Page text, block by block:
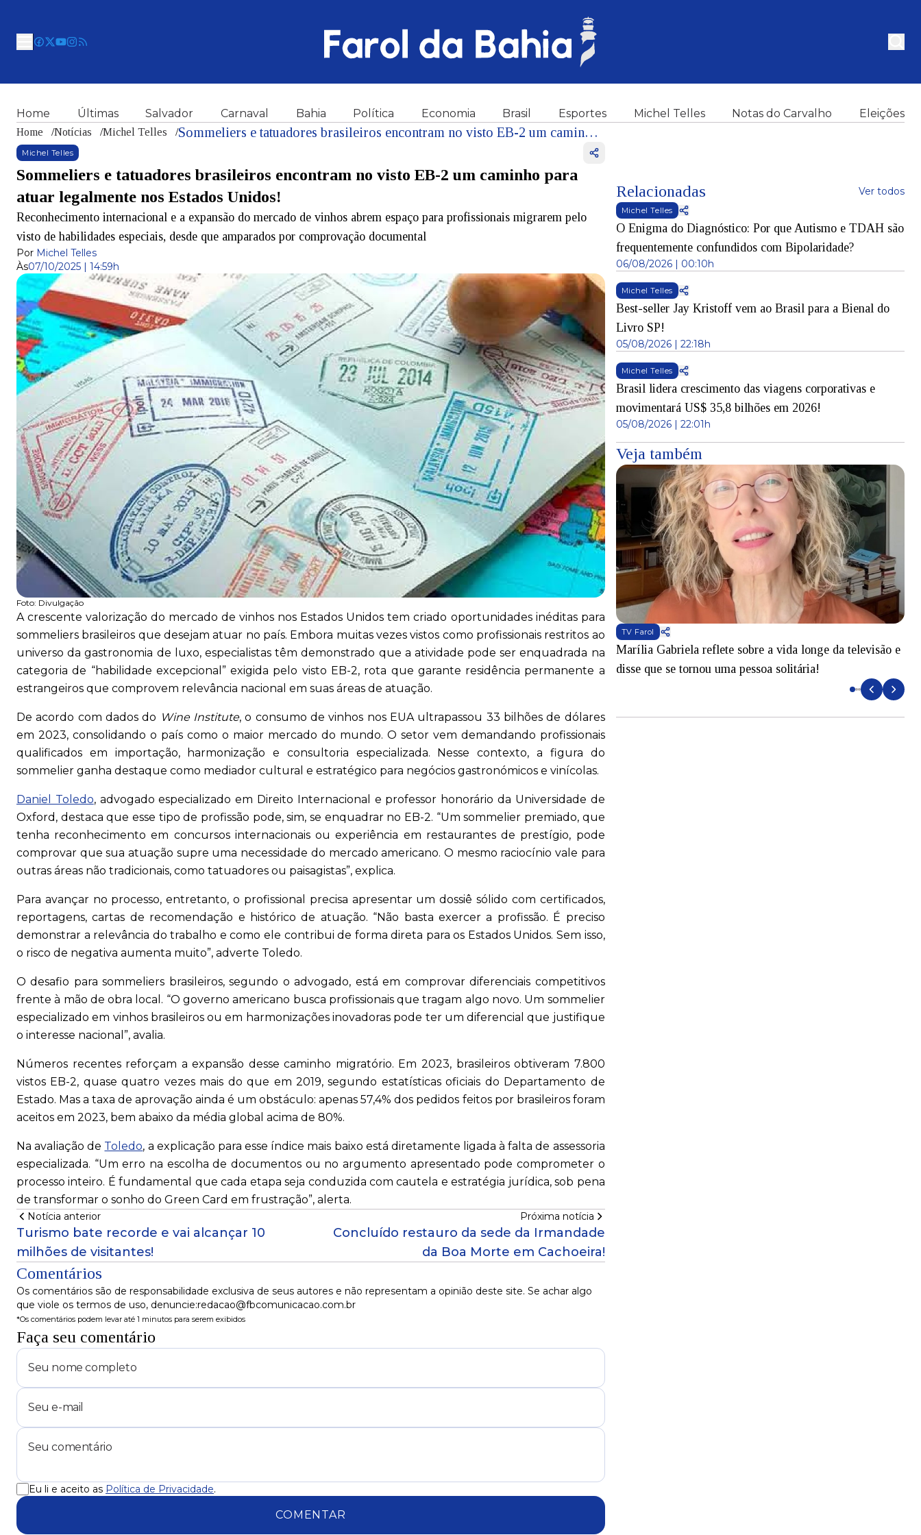
Home Últimas Salvador Carnaval Bahia Política Economia Brasil Esportes Michel Telles Notas do Carvalho Eleições
Home /Notícias /Michel Telles / Sommeliers e tatuadores brasileiros encontram no visto EB-2 um caminho para atuar legalmente nos Estados Unidos!
Michel Telles
Sommeliers e tatuadores brasileiros encontram no visto EB-2 um caminho para
atuar legalmente nos Estados Unidos!
Reconhecimento internacional e a expansão do mercado de vinhos abrem espaço para profissionais migrarem pelo
visto de habilidades especiais, desde que amparados por comprovação documental
Por Michel Telles
Às07/10/2025 | 14:59h
Foto: Divulgação
A crescente valorização do mercado de vinhos nos Estados Unidos tem criado oportunidades inéditas para
sommeliers brasileiros que desejam atuar no país. Embora muitas vezes vistos como profissionais restritos ao
universo da gastronomia de luxo, especialistas têm demonstrado que a atividade pode ser enquadrada na
categoria de “habilidade excepcional” exigida pelo visto EB-2, rota que garante residência permanente a
estrangeiros que comprovem relevância nacional em suas áreas de atuação.
De acordo com dados do Wine Institute, o consumo de vinhos nos EUA ultrapassou 33 bilhões de dólares
em 2023, consolidando o país como o maior mercado do mundo. O setor vem demandando profissionais
qualificados em importação, harmonização e consultoria especializada. Nesse contexto, a figura do
sommelier ganha destaque como mediador cultural e estratégico para negócios gastronómicos e vinícolas.
Daniel Toledo, advogado especializado em Direito Internacional e professor honorário da Universidade de
Oxford, destaca que esse tipo de profissão pode, sim, se enquadrar no EB-2. “Um sommelier premiado, que
tenha reconhecimento em concursos internacionais ou experiência em restaurantes de prestígio, pode
comprovar que sua atuação supre uma necessidade do mercado americano. O mesmo raciocínio vale para
outras áreas não tradicionais, como tatuadores ou paisagistas”, explica.
Para avançar no processo, entretanto, o profissional precisa apresentar um dossiê sólido com certificados,
reportagens, cartas de recomendação e histórico de atuação. “Não basta exercer a profissão. É preciso
demonstrar a relevância do trabalho e como ele contribui de forma direta para os Estados Unidos. Sem isso,
o risco de negativa aumenta muito”, adverte Toledo.
O desafio para sommeliers brasileiros, segundo o advogado, está em comprovar diferenciais competitivos
frente à mão de obra local. “O governo americano busca profissionais que tragam algo novo. Um sommelier
especializado em vinhos brasileiros ou em harmonizações inovadoras pode ter um diferencial que justifique
o interesse nacional”, avalia.
Números recentes reforçam a expansão desse caminho migratório. Em 2023, brasileiros obtiveram 7.800
vistos EB-2, quase quatro vezes mais do que em 2019, segundo estatísticas oficiais do Departamento de
Estado. Mas a taxa de aprovação ainda é um obstáculo: apenas 57,4% dos pedidos feitos por brasileiros foram
aceitos em 2023, bem abaixo da média global acima de 80%.
Na avaliação de Toledo, a explicação para esse índice mais baixo está diretamente ligada à falta de assessoria
especializada. “Um erro na escolha de documentos ou no argumento apresentado pode comprometer o
processo inteiro. É fundamental que cada etapa seja conduzida com cautela e estratégia jurídica, sob pena
de transformar o sonho do Green Card em frustração”, alerta.
Notícia anterior
Turismo bate recorde e vai alcançar 10
milhões de visitantes!
Próxima notícia
Concluído restauro da sede da Irmandade
da Boa Morte em Cachoeira!
Comentários
Os comentários são de responsabilidade exclusiva de seus autores e não representam a opinião deste site. Se achar algo
que viole os termos de uso, denuncie:redacao@fbcomunicacao.com.br
*Os comentários podem levar até 1 minutos para serem exibidos
Faça seu comentário
Eu li e aceito as Política de Privacidade.
COMENTAR
Relacionadas Ver todos
Michel Telles
O Enigma do Diagnóstico: Por que Autismo e TDAH são
frequentemente confundidos com Bipolaridade?
06/08/2026 | 00:10h
Michel Telles
Best-seller Jay Kristoff vem ao Brasil para a Bienal do
Livro SP!
05/08/2026 | 22:18h
Michel Telles
Brasil lidera crescimento das viagens corporativas e
movimentará US$ 35,8 bilhões em 2026!
05/08/2026 | 22:01h
Veja também
TV Farol
Marília Gabriela reflete sobre a vida longe da televisão e
disse que se tornou uma pessoa solitária!